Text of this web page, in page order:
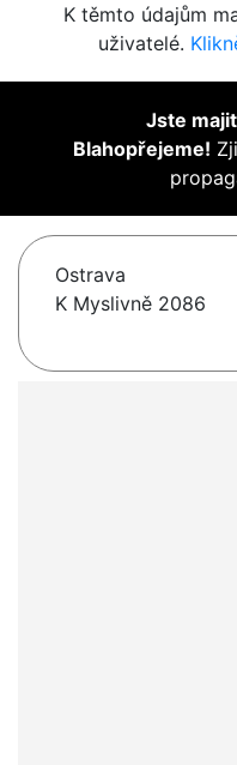
K těmto údajům
uživatelé.
Jste
Blahopřejeme!
Ostrava
K Myslivně 2086